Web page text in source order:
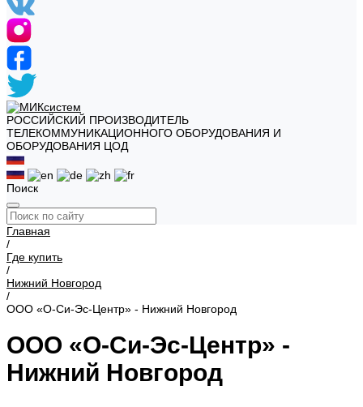
РОССИЙСКИЙ ПРОИЗВОДИТЕЛЬ
ТЕЛЕКОММУНИКАЦИОННОГО ОБОРУДОВАНИЯ И
ОБОРУДОВАНИЯ ЦОД
Поиск
Главная
/
Где купить
/
Нижний Новгород
/
ООО «О-Си-Эс-Центр» - Нижний Новгород
ООО «О-Си-Эс-Центр» -
Нижний Новгород